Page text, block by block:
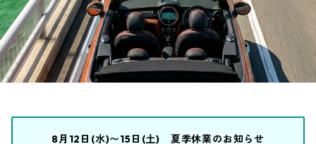
8月12日(水)〜15日(土) 夏季休業のお知らせ